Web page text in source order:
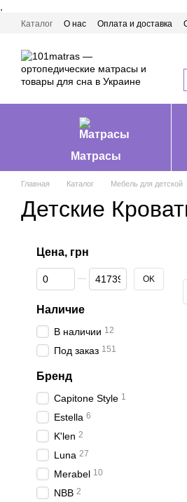
Перейти к основному контенту
Каталог О нас Оплата и доставка
Матрасы
Главная Каталог Мебель для детской
Детские
Цена, грн
От Цена, грн
До Цена, грн OK
Наличие
В наличии 12
Под заказ 151
Бренд
Capitone Style 1
Estella 6
K'len 2
Luna 27
Merabel 10
NBB 2